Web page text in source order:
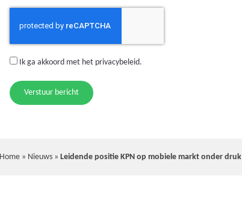
Ik ga akkoord met het privacybeleid.
Verstuur bericht
Home» Nieuws» Leidende positie KPN op mobiele markt onder druk